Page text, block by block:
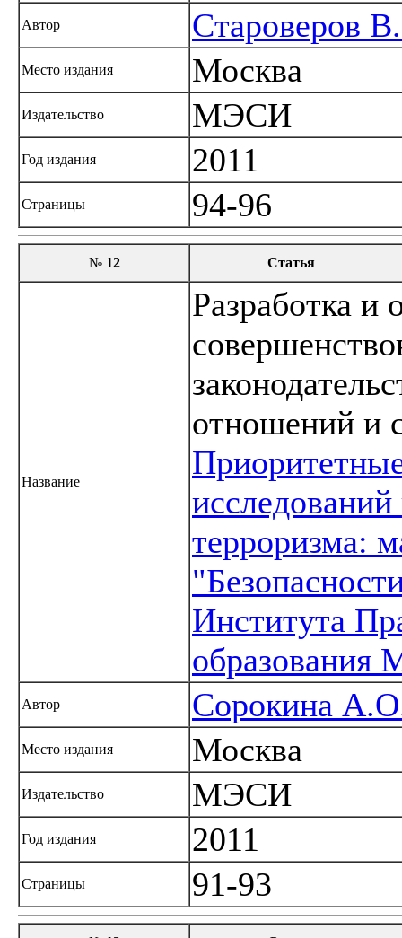
Автор Староверов
Место издания Москва
Издательство МЭСИ
Год издания 2011
Страницы 94-96
№ 12 Статья
Название
Разработка и
отношений и
терроризма:
Института
Автор Сорокина
Место издания Москва
Издательство МЭСИ
Год издания 2011
Страницы 91-93